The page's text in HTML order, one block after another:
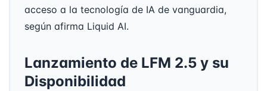
acceso a la tecnología de IA de vanguardia,
según afirma Liquid AI.
Lanzamiento de LFM 2.5 y su
Disponibilidad